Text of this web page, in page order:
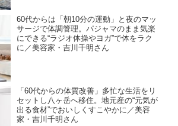
60代からは「朝10分の運動」と夜のマッ
サージで体調管理。パジャマのまま気楽
にできる“ラジオ体操やヨガ”で体をラク
に／美容家・吉川千明さん
「60代からの体質改善」多忙な生活をリ
セットし八ヶ岳へ移住。地元産の“元気が
出る食材”でおいしくすこやかに／美容
家・吉川千明さん